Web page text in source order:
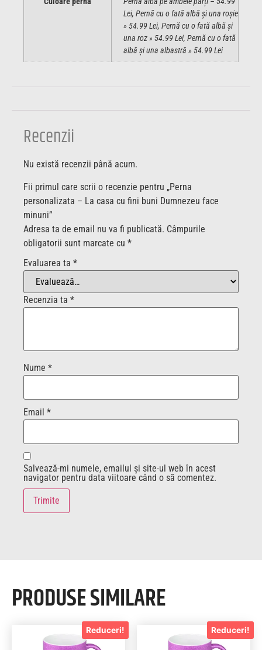
Lei, Pernă cu o fată albă și una roșie
» 54.99 Lei, Pernă cu o fată albă și
una roz » 54.99 Lei, Pernă cu o fată
albă și una albastră » 54.99 Lei
Recenzii
Nu există recenzii până acum.
Fii primul care scrii o recenzie pentru „Perna
personalizata – La casa cu fini buni Dumnezeu face
minuni”
Adresa ta de email nu va fi publicată. Câmpurile
obligatorii sunt marcate cu *
Evaluarea ta *
Recenzia ta *
Nume *
Email *
Salvează-mi numele, emailul și site-ul web în acest
navigator pentru data viitoare când o să comentez.
PRODUSE SIMILARE
Reduceri! Reduceri!